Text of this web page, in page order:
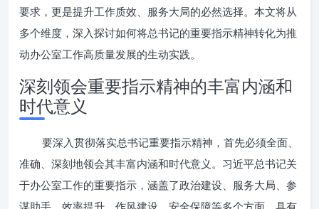
要求，更是提升工作质效、服务大局的必然选择。本文将从
多个维度，深入探讨如何将总书记的重要指示精神转化为推
动办公室工作高质量发展的生动实践。
深刻领会重要指示精神的丰富内涵和
时代意义
要深入贯彻落实总书记重要指示精神，首先必须全面、
准确、深刻地领会其丰富内涵和时代意义。习近平总书记关
于办公室工作的重要指示，涵盖了政治建设、服务大局、参
谋助手、效率提升、作风建设、安全保障等多个方面，具有